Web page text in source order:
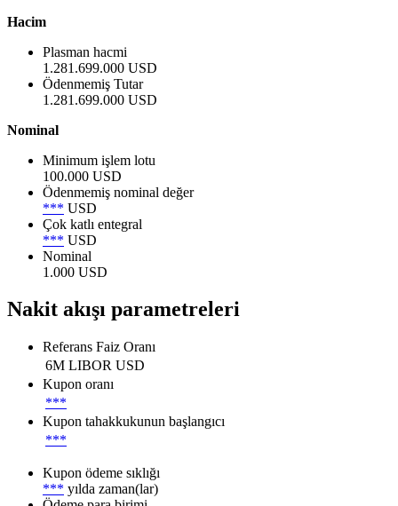
Hacim
Plasman hacmi
1.281.699.000 USD
Ödenmemiş Tutar
1.281.699.000 USD
Nominal
Minimum işlem lotu
100.000 USD
Ödenmemiş nominal değer
*** USD
Çok katlı entegral
*** USD
Nominal
1.000 USD
Nakit akışı parametreleri
Referans Faiz Oranı
6M LIBOR USD
Kupon oranı
***
Kupon tahakkukunun başlangıcı
***
Kupon ödeme sıklığı
*** yılda zaman(lar)